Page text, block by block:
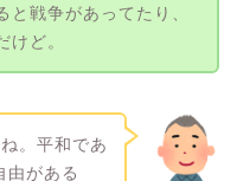
と戦争があってたり、
けど。
。平和であ
由がある